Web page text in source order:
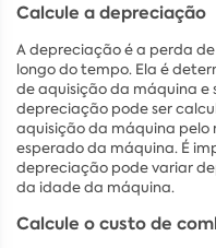
Calcule a depreciação
A depreciação é a perda
longo do tempo. Ela é
de aquisição da máquina e
depreciação pode ser
aquisição da máquina pelo
esperado da máquina. É
depreciação pode variar
da idade da máquina.
Calcule o custo de